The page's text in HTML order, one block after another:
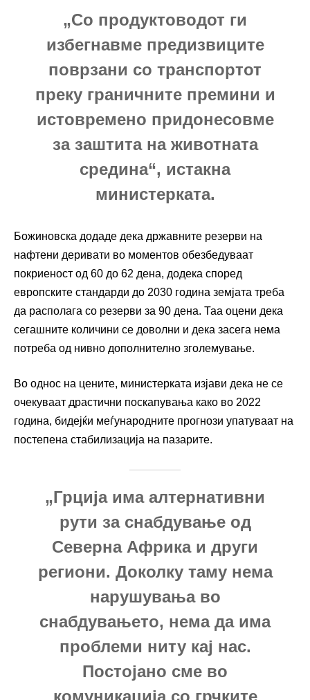
„Со продуктоводот ги
избегнавме предизвиците
поврзани со транспортот
преку граничните премини и
истовремено придонесовме
за заштита на животната
средина“, истакна
министерката.
Божиновска додаде дека државните резерви на
нафтени деривати во моментов обезбедуваат
покриеност од 60 до 62 дена, додека според
европските стандарди до 2030 година земјата треба
да располага со резерви за 90 дена. Таа оцени дека
сегашните количини се доволни и дека засега нема
потреба од нивно дополнително зголемување.
Во однос на цените, министерката изјави дека не се
очекуваат драстични поскапувања како во 2022
година, бидејќи меѓународните прогнози упатуваат на
постепена стабилизација на пазарите.
„Грција има алтернативни
рути за снабдување од
Северна Африка и други
региони. Доколку таму нема
нарушувања во
снабдувањето, нема да има
проблеми ниту кај нас.
Постојано сме во
комуникација со грчките